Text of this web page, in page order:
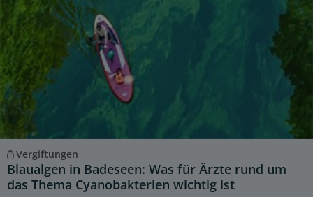
Vergiftungen
Blaualgen in Badeseen: Was für Ärzte rund um
das Thema Cyanobakterien wichtig ist